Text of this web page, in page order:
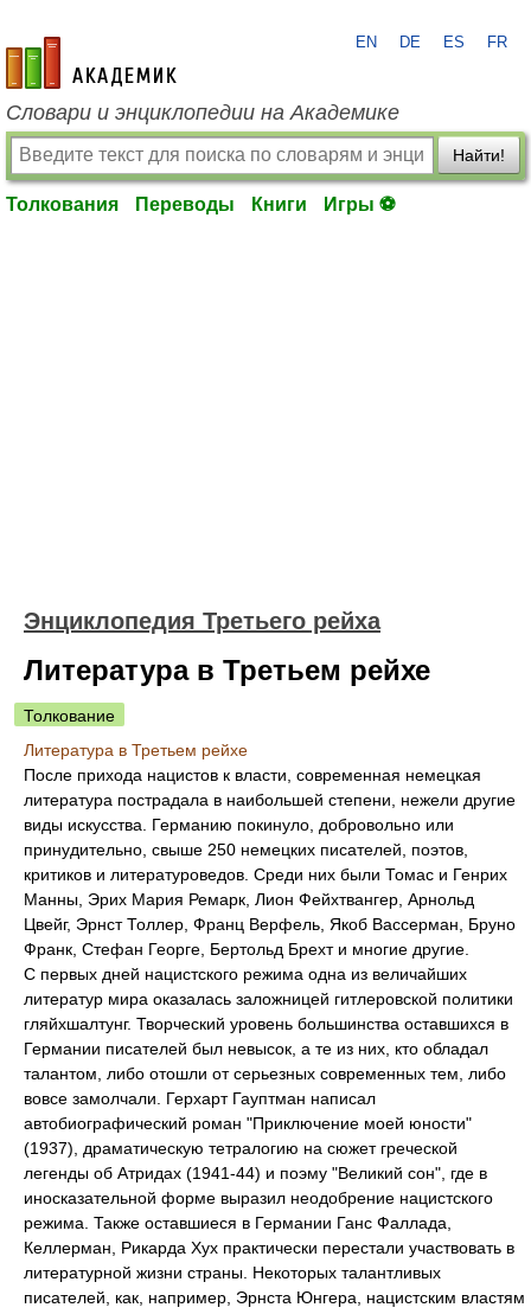
academic.ru
EN DE ES FR
Словари и энциклопедии на Академике
Найти!
Толкования Переводы Книги Игры ⚽
Энциклопедия Третьего рейха
Литература в Третьем рейхе
Толкование
Литература в Третьем рейхе
После прихода нацистов к власти, современная немецкая
литература пострадала в наибольшей степени, нежели другие
виды искусства. Германию покинуло, добровольно или
принудительно, свыше 250 немецких писателей, поэтов,
критиков и литературоведов. Среди них были Томас и Генрих
Манны, Эрих Мария Ремарк, Лион Фейхтвангер, Арнольд
Цвейг, Эрнст Толлер, Франц Верфель, Якоб Вассерман, Бруно
Франк, Стефан Георге, Бертольд Брехт и многие другие.
С первых дней нацистского режима одна из величайших
литератур мира оказалась заложницей гитлеровской политики
гляйхшалтунг. Творческий уровень большинства оставшихся в
Германии писателей был невысок, а те из них, кто обладал
талантом, либо отошли от серьезных современных тем, либо
вовсе замолчали. Герхарт Гауптман написал
автобиографический роман "Приключение моей юности"
(1937), драматическую тетралогию на сюжет греческой
легенды об Атридах (1941-44) и поэму "Великий сон", где в
иносказательной форме выразил неодобрение нацистского
режима. Также оставшиеся в Германии Ганс Фаллада,
Келлерман, Рикарда Хух практически перестали участвовать в
литературной жизни страны. Некоторых талантливых
писателей, как, например, Эрнста Юнгера, нацистским властям